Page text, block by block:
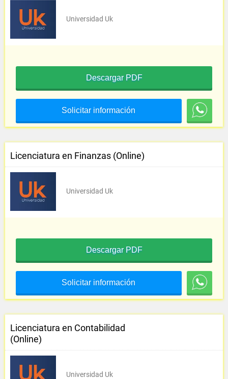
Universidad Uk
Descargar PDF
Solicitar información
Licenciatura en Finanzas (Online)
Universidad Uk
Descargar PDF
Solicitar información
Licenciatura en Contabilidad
(Online)
Universidad Uk